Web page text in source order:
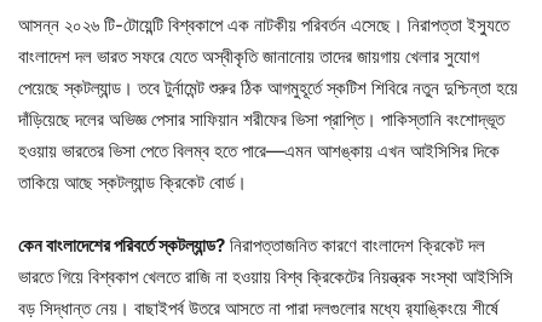
আসন্ন ২০২৬ টি-টোয়েন্টি বিশ্বকাপে এক নাটকীয় পরিবর্তন এসেছে। নিরাপত্তা ইস্যুতে
বাংলাদেশ দল ভারত সফরে যেতে অস্বীকৃতি জানানোয় তাদের জায়গায় খেলার সুযোগ
পেয়েছে স্কটল্যান্ড। তবে টুর্নামেন্ট শুরুর ঠিক আগমুহূর্তে স্কটিশ শিবিরে নতুন দুশ্চিন্তা হয়ে
দাঁড়িয়েছে দলের অভিজ্ঞ পেসার সাফিয়ান শরীফের ভিসা প্রাপ্তি। পাকিস্তানি বংশোদ্ভূত
হওয়ায় ভারতের ভিসা পেতে বিলম্ব হতে পারে—এমন আশঙ্কায় এখন আইসিসির দিকে
তাকিয়ে আছে স্কটল্যান্ড ক্রিকেট বোর্ড।
কেন বাংলাদেশের পরিবর্তে স্কটল্যান্ড? নিরাপত্তাজনিত কারণে বাংলাদেশ ক্রিকেট দল
ভারতে গিয়ে বিশ্বকাপ খেলতে রাজি না হওয়ায় বিশ্ব ক্রিকেটের নিয়ন্ত্রক সংস্থা আইসিসি
বড় সিদ্ধান্ত নেয়। বাছাইপর্ব উতরে আসতে না পারা দলগুলোর মধ্যে র‍্যাঙ্কিংয়ে শীর্ষে